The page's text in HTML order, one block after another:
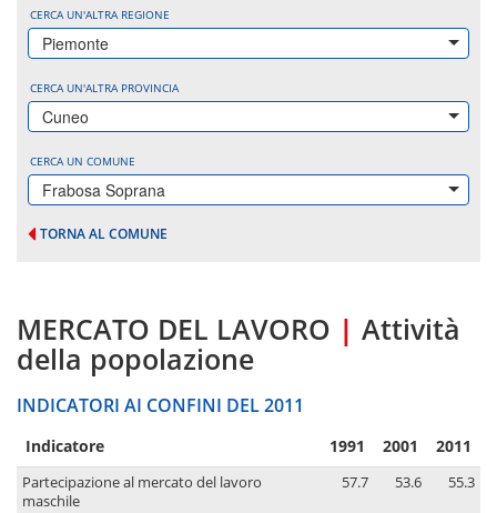
CERCA UN'ALTRA REGIONE
Piemonte
CERCA UN'ALTRA PROVINCIA
Cuneo
CERCA UN COMUNE
Frabosa Soprana
TORNA AL COMUNE
MERCATO DEL LAVORO | Attività
della popolazione
INDICATORI AI CONFINI DEL 2011
Indicatore 1991 2001 2011
Partecipazione al mercato del lavoro
maschile
57.7 53.6 55.3